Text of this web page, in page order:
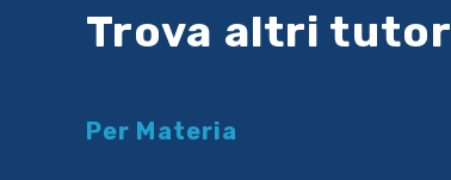
Trova altri tutor
Per Materia